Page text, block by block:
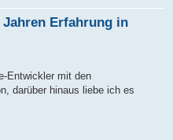
Erfahrung in
Entwickler mit den
darüber hinaus liebe ich es